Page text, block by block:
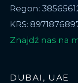
Regon:
KRS:
Znajdź nas na
DUBAI, UAE